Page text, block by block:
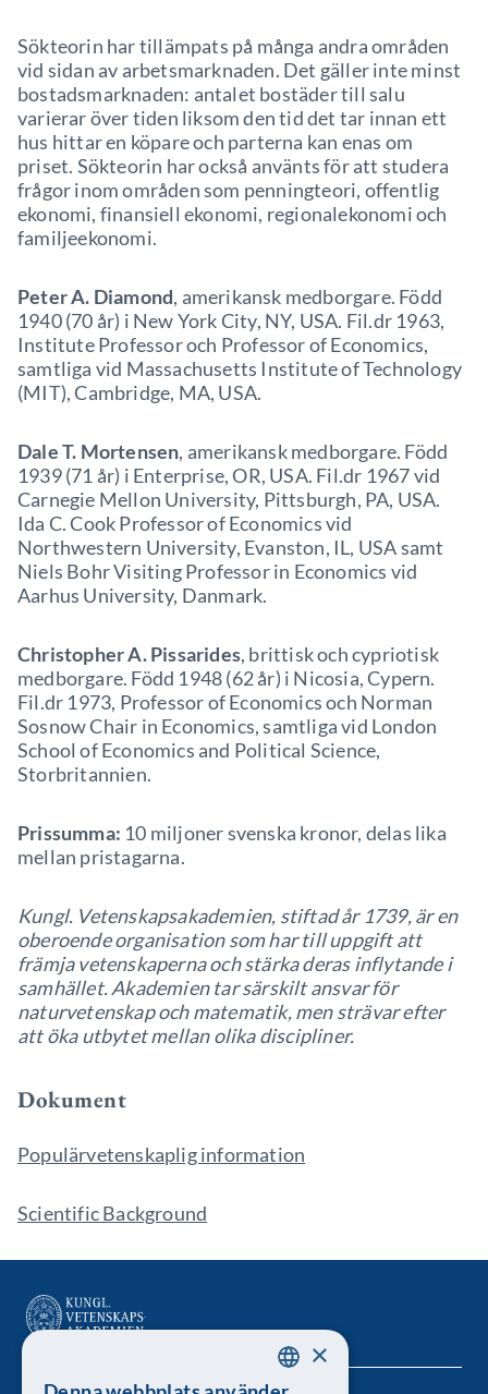
Sökteorin har tillämpats på många andra områden
vid sidan av arbetsmarknaden. Det gäller inte minst
bostadsmarknaden: antalet bostäder till salu
varierar över tiden liksom den tid det tar innan ett
hus hittar en köpare och parterna kan enas om
priset. Sökteorin har också använts för att studera
frågor inom områden som penningteori, offentlig
ekonomi, finansiell ekonomi, regionalekonomi och
familjeekonomi.
Peter A. Diamond, amerikansk medborgare. Född
1940 (70 år) i New York City, NY, USA. Fil.dr 1963,
Institute Professor och Professor of Economics,
samtliga vid Massachusetts Institute of Technology
(MIT), Cambridge, MA, USA.
Dale T. Mortensen, amerikansk medborgare. Född
1939 (71 år) i Enterprise, OR, USA. Fil.dr 1967 vid
Carnegie Mellon University, Pittsburgh, PA, USA.
Ida C. Cook Professor of Economics vid
Northwestern University, Evanston, IL, USA samt
Niels Bohr Visiting Professor in Economics vid
Aarhus University, Danmark.
Christopher A. Pissarides, brittisk och cypriotisk
medborgare. Född 1948 (62 år) i Nicosia, Cypern.
Fil.dr 1973, Professor of Economics och Norman
Sosnow Chair in Economics, samtliga vid London
School of Economics and Political Science,
Storbritannien.
Prissumma: 10 miljoner svenska kronor, delas lika
mellan pristagarna.
Kungl. Vetenskapsakademien, stiftad år 1739, är en
oberoende organisation som har till uppgift att
främja vetenskaperna och stärka deras inflytande i
samhället. Akademien tar särskilt ansvar för
naturvetenskap och matematik, men strävar efter
att öka utbytet mellan olika discipliner.
Dokument
Populärvetenskaplig information
Scientific Background
×